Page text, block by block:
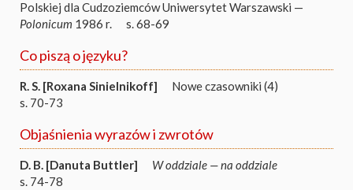
Polskiej dla Cudzoziemców Uniwersytet Warszawski —
Polonicum 1986 r. s. 68-69
Co piszą o języku?
R. S. [Roxana Sinielnikoff]
Nowe czasowniki (4)
s. 70-73
Objaśnienia wyrazów i zwrotów
D. B. [Danuta Buttler]
W oddziale — na oddziale
s. 74-78